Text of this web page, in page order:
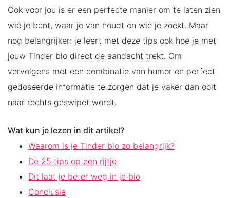
Ook voor jou is er een perfecte manier om te laten zien
wie je bent, waar je van houdt en wie je zoekt. Maar
nog belangrijker: je leert met deze tips ook hoe je met
jouw Tinder bio direct de aandacht trekt. Om
vervolgens met een combinatie van humor en perfect
gedoseerde informatie te zorgen dat je vaker dan ooit
naar rechts geswipet wordt.
Wat kun je lezen in dit artikel?
Waarom is je Tinder bio zo belangrijk?
De 25 tips op een rijtje
Dit laat je beter weg in je bio
Conclusie